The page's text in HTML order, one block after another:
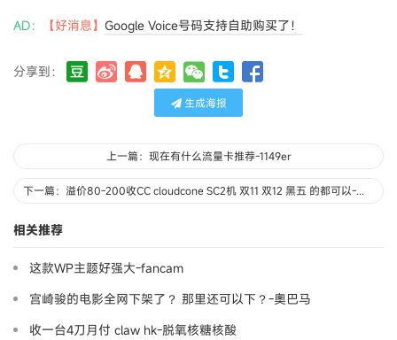
AD： 【好消息】 Google Voice号码支持自助购买了！
分享到：
生成海报
上一篇：现在有什么流量卡推荐-1149er
下一篇：溢价80-200收CC cloudcone SC2机 双11 双12 黑五 的都可以-招财猫
相关推荐
这款WP主题好强大-fancam
宫崎骏的电影全网下架了？ 那里还可以下？-奧巴马
收一台4刀月付 claw hk-脱氧核糖核酸